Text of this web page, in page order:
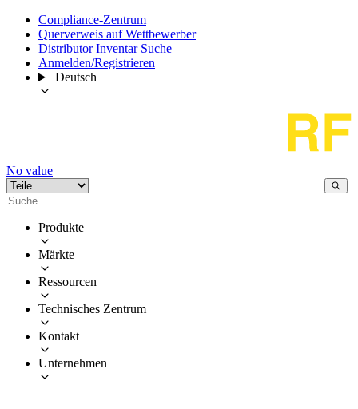
Compliance-Zentrum
Querverweis auf Wettbewerber
Distributor Inventar Suche
Anmelden/Registrieren
Deutsch
No value
Produkte
Märkte
Ressourcen
Technisches Zentrum
Kontakt
Unternehmen